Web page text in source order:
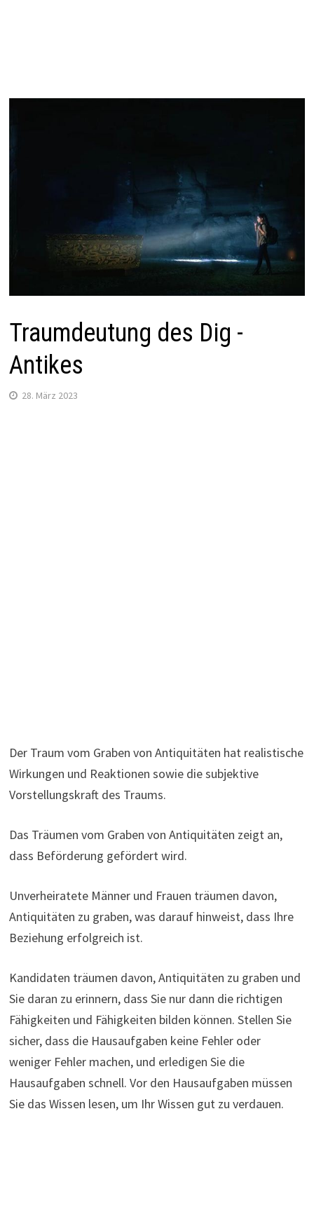
Traumdeutung des Dig -
Antikes
28. März 2023
Der Traum vom Graben von Antiquitäten hat realistische
Wirkungen und Reaktionen sowie die subjektive
Vorstellungskraft des Traums.
Das Träumen vom Graben von Antiquitäten zeigt an,
dass Beförderung gefördert wird.
Unverheiratete Männer und Frauen träumen davon,
Antiquitäten zu graben, was darauf hinweist, dass Ihre
Beziehung erfolgreich ist.
Kandidaten träumen davon, Antiquitäten zu graben und
Sie daran zu erinnern, dass Sie nur dann die richtigen
Fähigkeiten und Fähigkeiten bilden können. Stellen Sie
sicher, dass die Hausaufgaben keine Fehler oder
weniger Fehler machen, und erledigen Sie die
Hausaufgaben schnell. Vor den Hausaufgaben müssen
Sie das Wissen lesen, um Ihr Wissen gut zu verdauen.